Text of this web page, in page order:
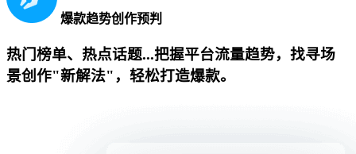
爆款趋势创作预判
热门榜单、热点话题...把握平台流量趋势，找寻场
景创作"新解法"，轻松打造爆款。